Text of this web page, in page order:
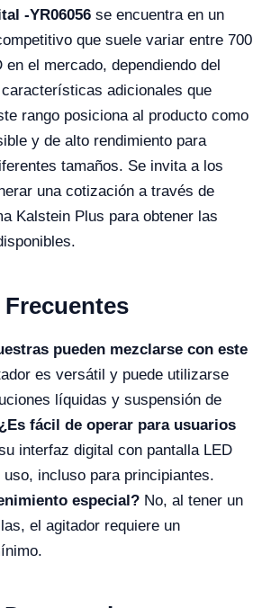
-YR06056 se encuentra en un
que suele variar entre 700
en el mercado, dependiendo del
adicionales que
rango posiciona al producto como
y de alto rendimiento para
tamaños. Se invita a los
una cotización a través de
Kalstein Plus para obtener las
pueden mezclarse con este
es versátil y puede utilizarse
líquidas y suspensión de
¿Es fácil de operar para usuarios
interfaz digital con pantalla LED
incluso para principiantes.
especial? No, al tener un
el agitador requiere un